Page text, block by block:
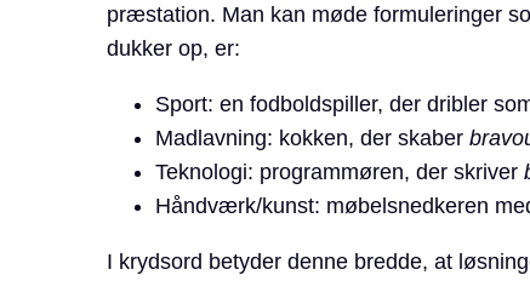
præstation. Man kan møde formuleringer
dukker op, er:
Sport: en fodboldspiller, der dribler
Madlavning: kokken, der skaber
Teknologi: programmøren, der skriver
Håndværk/kunst: møbelsnedkeren
I krydsord betyder denne bredde, at